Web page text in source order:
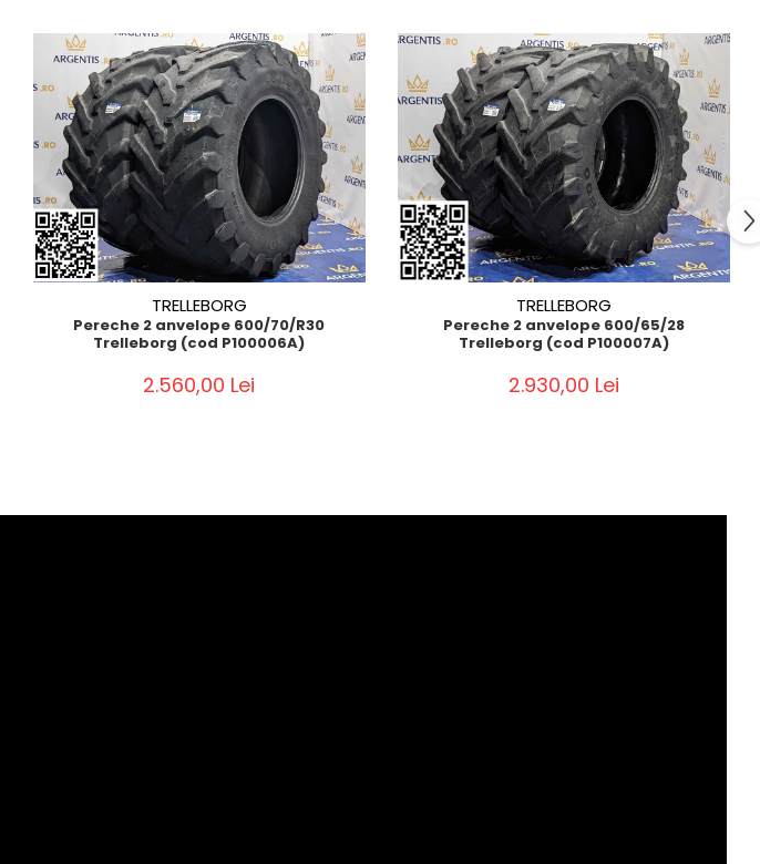
TRELLEBORG
Pereche 2 anvelope 600/70/R30
Trelleborg (cod P100006A)
2.560,00 Lei
TRELLEBORG
Pereche 2 anvelope 600/65/28
Trelleborg (cod P100007A)
2.930,00 Lei